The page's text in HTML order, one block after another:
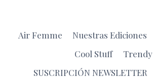
Air Femme Nuestras Ediciones
Cool Stuff
Trendy
SUSCRIPCIÓN NEWSLETTER